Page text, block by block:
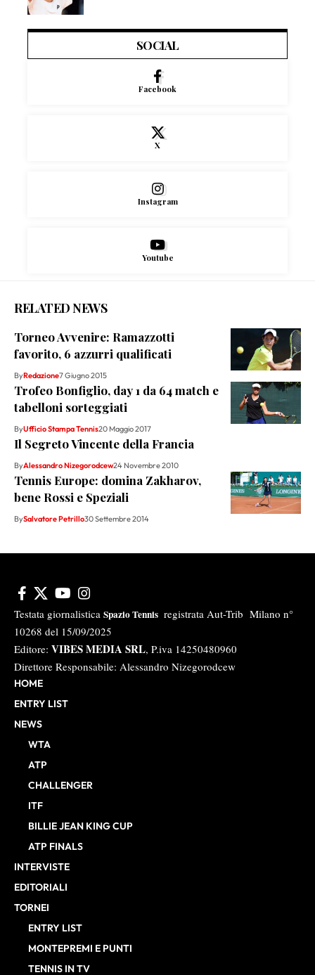
SOCIAL
Facebook
X
Instagram
Youtube
RELATED NEWS
Torneo Avvenire: Ramazzotti
favorito, 6 azzurri qualificati
ByRedazione7 Giugno 2015
Trofeo Bonfiglio, day 1 da 64 match e
tabelloni sorteggiati
ByUfficio Stampa Tennis20 Maggio 2017
Il Segreto Vincente della Francia
ByAlessandro Nizegorodcew24 Novembre 2010
Tennis Europe: domina Zakharov,
bene Rossi e Speziali
BySalvatore Petrillo30 Settembre 2014
Testata giornalistica Spazio Tennis registrata Aut-Trib Milano n°
10268 del 15/09/2025
Editore: VIBES MEDIA SRL, P.iva 14250480960
Direttore Responsabile: Alessandro Nizegorodcew
HOME
ENTRY LIST
NEWS
WTA
ATP
CHALLENGER
ITF
BILLIE JEAN KING CUP
ATP FINALS
INTERVISTE
EDITORIALI
TORNEI
ENTRY LIST
MONTEPREMI E PUNTI
TENNIS IN TV